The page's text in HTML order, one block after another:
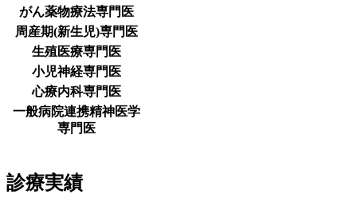
がん薬物療法専門医
周産期(新生児)専門医
生殖医療専門医
小児神経専門医
心療内科専門医
一般病院連携精神医学
専門医
診療実績